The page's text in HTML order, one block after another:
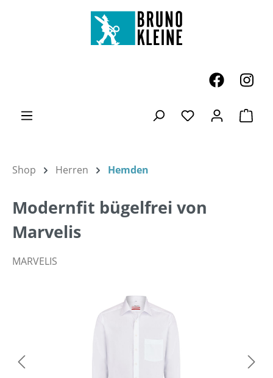
Zum Hauptinhalt springen
Du hast 0
Shop Herren Hemden
Modernfit bügelfrei von
Marvelis
MARVELIS
Bildergalerie überspringen